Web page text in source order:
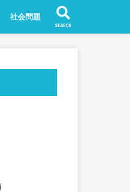
社会問題
SEARCH